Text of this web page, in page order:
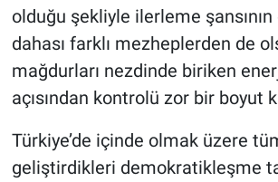
olduğu şekliyle ilerleme şansının
dahası farklı mezheplerden de
mağdurları nezdinde biriken
açısından kontrolü zor bir boyut
Türkiye’de içinde olmak üzere
geliştirdikleri demokratikleşme